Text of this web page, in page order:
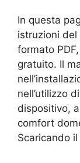
In questa
istruzioni
formato
gratuito. Il
nell’utilizzo
dispositivo,
comfort
Scaricando